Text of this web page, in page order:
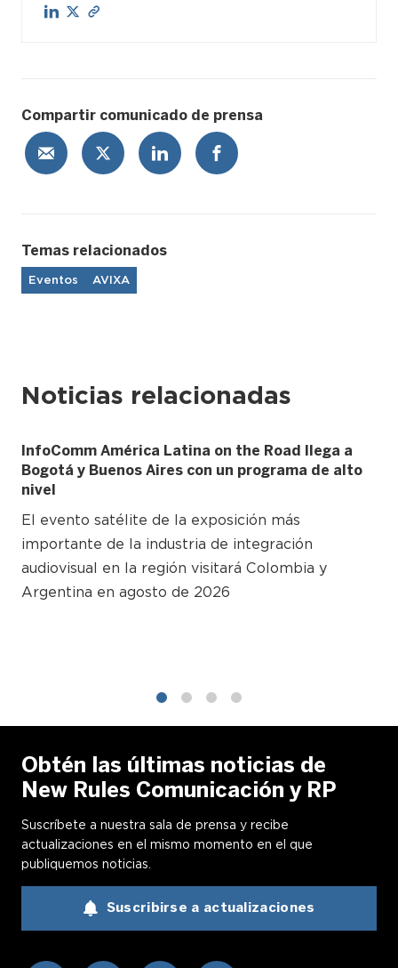
Compartir comunicado de prensa
Temas relacionados
Eventos AVIXA
Noticias relacionadas
InfoComm América Latina on the Road llega a
Bogotá y Buenos Aires con un programa de alto
nivel
El evento satélite de la exposición más
importante de la industria de integración
audiovisual en la región visitará Colombia y
Argentina en agosto de 2026
Obtén las últimas noticias de
New Rules Comunicación y RP
Suscríbete a nuestra sala de prensa y recibe
actualizaciones en el mismo momento en el que
publiquemos noticias.
Suscribirse a actualizaciones